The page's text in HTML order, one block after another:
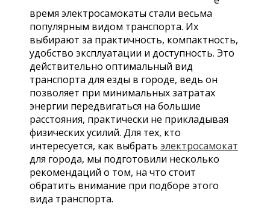
время электросамокаты стали весьма
популярным видом транспорта. Их
выбирают за практичность, компактность,
удобство эксплуатации и доступность. Это
действительно оптимальный вид
транспорта для езды в городе, ведь он
позволяет при минимальных затратах
энергии передвигаться на большие
расстояния, практически не прикладывая
физических усилий. Для тех, кто
интересуется, как выбрать электросамокат
для города, мы подготовили несколько
рекомендаций о том, на что стоит
обратить внимание при подборе этого
вида транспорта.